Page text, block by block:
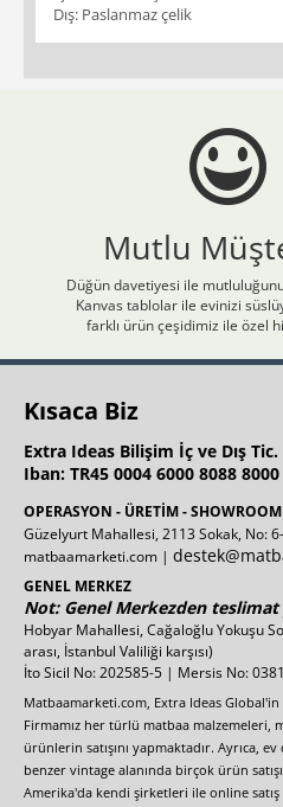
Dış: Paslanmaz çelik
Mutlu
Düğün davetiyesi ile
Kanvas tablolar ile evinizi
farklı ürün çeşidimiz ile özel
Kısaca Biz
Extra Ideas Bilişim İç ve Dış
Iban: TR45 0004 6000 8088
OPERASYON - ÜRETİM -
Güzelyurt Mahallesi, 2113 Sokak, No:
matbaamarketi.com |
GENEL MERKEZ
Not: Genel Merkezden teslimat
Hobyar Mahallesi, Cağaloğlu Yokuşu
arası, İstanbul Valiliği karşısı)
İto Sicil No: 202585-5 | Mersis No:
Matbaamarketi.com, Extra Ideas
Firmamız her türlü matbaa malzemeleri,
ürünlerin satışını yapmaktadır. Ayrıca,
benzer vintage alanında birçok ürün
Amerika'da kendi şirketleri ile online